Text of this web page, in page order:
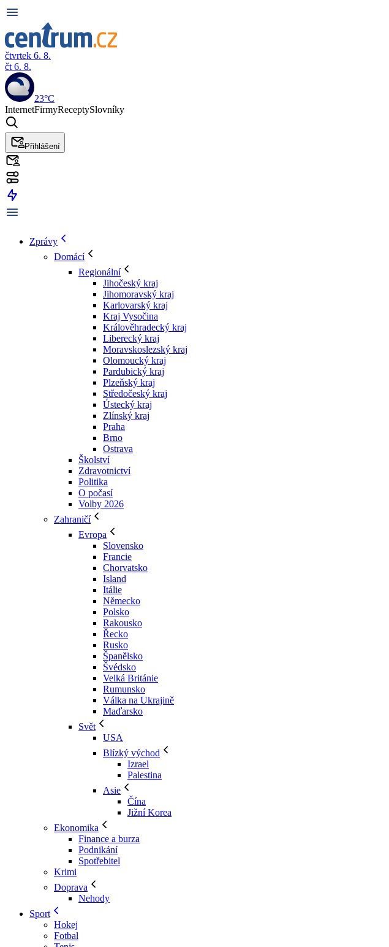
čtvrtek 6. 8.
čt 6. 8.
23°C
InternetFirmyReceptySlovníky
Přihlášení
Zprávy
Domácí
Regionální
Jihočeský kraj
Jihomoravský kraj
Karlovarský kraj
Kraj Vysočina
Králověhradecký kraj
Liberecký kraj
Moravskoslezský kraj
Olomoucký kraj
Pardubický kraj
Plzeňský kraj
Středočeský kraj
Ústecký kraj
Zlínský kraj
Praha
Brno
Ostrava
Školství
Zdravotnictví
Politika
O počasí
Volby 2026
Zahraničí
Evropa
Slovensko
Francie
Chorvatsko
Island
Itálie
Německo
Polsko
Rakousko
Řecko
Rusko
Španělsko
Švédsko
Velká Británie
Rumunsko
Válka na Ukrajině
Maďarsko
Svět
USA
Blízký východ
Izrael
Palestina
Asie
Čína
Jižní Korea
Ekonomika
Finance a burza
Podnikání
Spotřebitel
Krimi
Doprava
Nehody
Sport
Hokej
Fotbal